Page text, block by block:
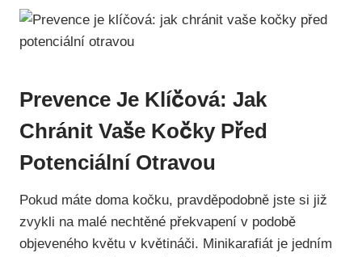
Prevence Je Klíčová: Jak
Chránit Vaše Kočky Před
Potenciální Otravou
Pokud máte doma kočku, pravděpodobně jste si již
zvykli na malé nechtěné překvapení v podobě
objeveného květu v květináči. Minikarafiát je jedním